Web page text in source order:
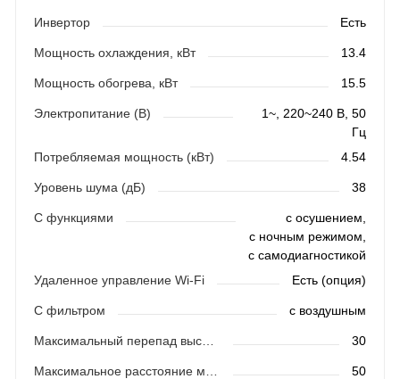
Инвертор Есть
Мощность охлаждения, кВт 13.4
Мощность обогрева, кВт 15.5
Электропитание (В)
1~, 220~240 В, 50
Гц
Потребляемая мощность (кВт)
4.54
Уровень шума (дБ) 38
С функциями
с осушением,
с ночным режимом,
с самодиагностикой
Удаленное управление Wi-Fi
Есть (опция)
С фильтром с воздушным
Максимальный перепад высот (м) 30
50